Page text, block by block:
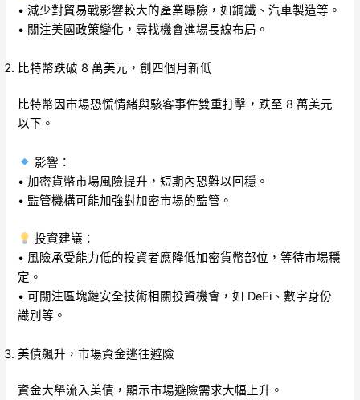
• 減少對貿易戰影響較大的產業曝險，如鋼鐵、汽車製造等。
• 關注美國政策變化，尋找機會進場長線布局。
比特幣跌破 8 萬美元，創四個月新低
比特幣因市場恐慌情緒與駭客事件雙重打擊，跌至 8 萬美元
以下。
影響：
• 加密貨幣市場風險提升，短期內恐難以回穩。
• 監管機構可能加強對加密市場的監管。
投資建議：
• 風險承受能力低的投資者應降低加密貨幣部位，等待市場穩
定。
• 可關注區塊鏈安全技術相關投資機會，如 DeFi、數字身份
識別等。
美債飆升，市場資金逃往避險
資金大舉流入美債，顯示市場避險需求大幅上升。